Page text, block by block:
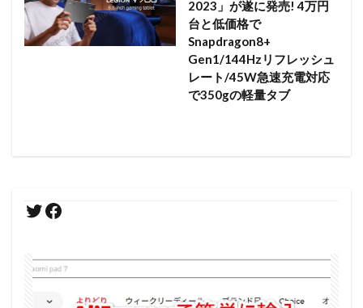
2023」が遂に発売! 4万円
台と低価格で
Snapdragon8+
Gen1/144Hzリフレッシュ
レート/45W急速充電対応
で350gの軽量タブ